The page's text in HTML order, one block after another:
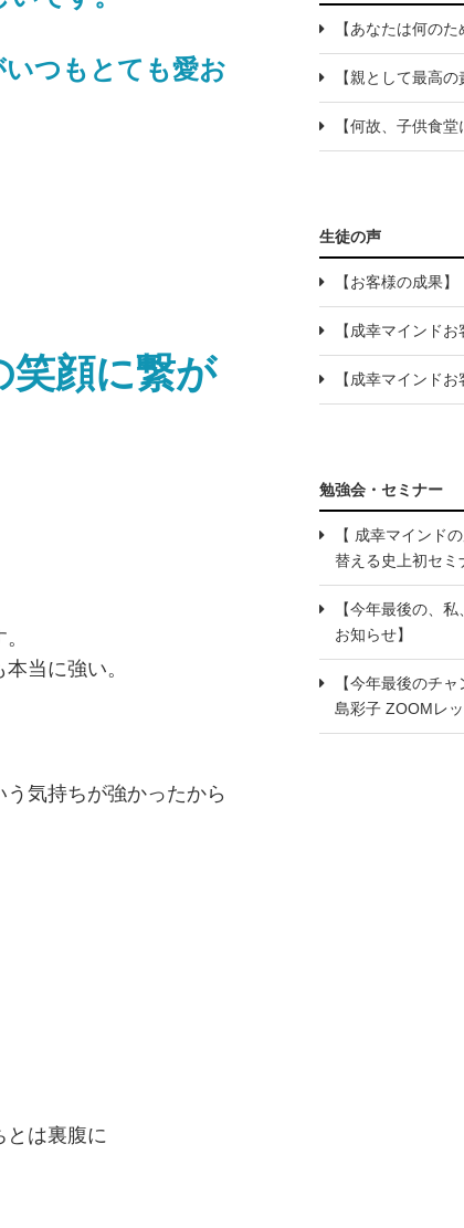
つもとても愛お
笑顔に繋が
当に強い。
気持ちが強かったから
とは裏腹に
【あなたは何の
【親として最高
【何故、子供食
生徒の声
【お客様の成果】
【成幸マインドお
【成幸マインドお
勉強会・セミナー
【 成幸マインド
替える史上初セミ
【今年最後の、
お知らせ】
【今年最後のチ
島彩子 ZOOMレッ